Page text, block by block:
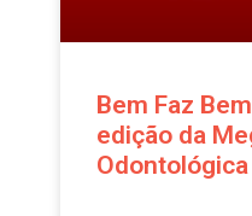
Bem Faz
edição da